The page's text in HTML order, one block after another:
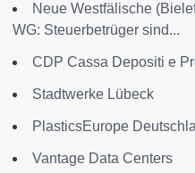
Neue Westfälische
WG: Steuerbetrüger sind...
CDP Cassa Depositi e
Stadtwerke Lübeck
PlasticsEurope
Vantage Data Centers